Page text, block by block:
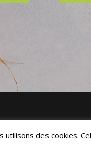
Réalisé
utilisons des cookies.